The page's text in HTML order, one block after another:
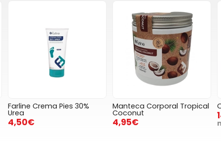
Farline Crema Pies 30%
Urea
4,50€
Manteca Corporal Tropical
Coconut
4,95€